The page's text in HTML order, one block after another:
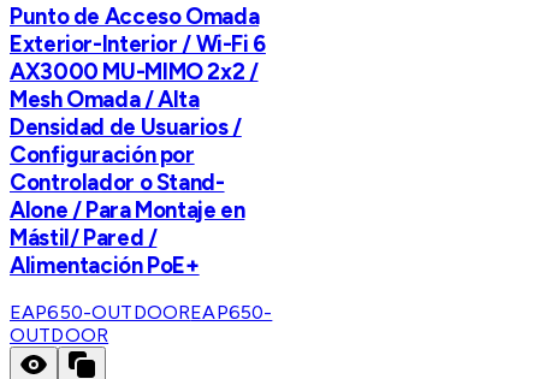
Punto de Acceso Omada
Exterior-Interior / Wi-Fi 6
AX3000 MU-MIMO 2x2 /
Mesh Omada / Alta
Densidad de Usuarios /
Configuración por
Controlador o Stand-
Alone / Para Montaje en
Mástil/ Pared /
Alimentación PoE+
EAP650-OUTDOOREAP650-
OUTDOOR